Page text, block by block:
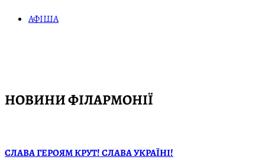
АФІША
НОВИНИ ФІЛАРМОНІЇ
СЛАВА ГЕРОЯМ КРУТ! СЛАВА УКРАЇНІ!